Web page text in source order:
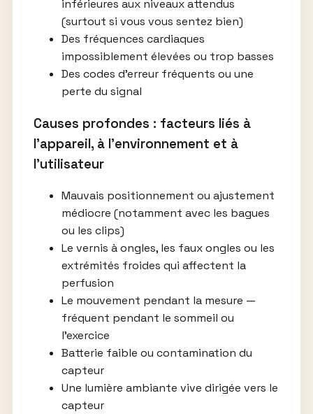
inférieures aux niveaux attendus
(surtout si vous vous sentez bien)
Des fréquences cardiaques
impossiblement élevées ou trop basses
Des codes d’erreur fréquents ou une
perte du signal
Causes profondes : facteurs liés à
l’appareil, à l’environnement et à
l’utilisateur
Mauvais positionnement ou ajustement
médiocre (notamment avec les bagues
ou les clips)
Le vernis à ongles, les faux ongles ou les
extrémités froides qui affectent la
perfusion
Le mouvement pendant la mesure —
fréquent pendant le sommeil ou
l’exercice
Batterie faible ou contamination du
capteur
Une lumière ambiante vive dirigée vers le
capteur